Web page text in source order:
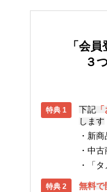
「会
３
下記
します
新商
中古
「
無料で